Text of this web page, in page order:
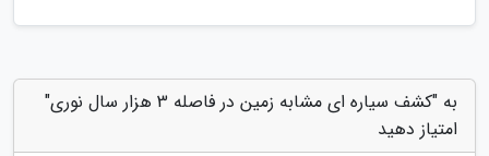
به "کشف سیاره ای مشابه زمین در فاصله 3 هزار سال نوری"
امتیاز دهید